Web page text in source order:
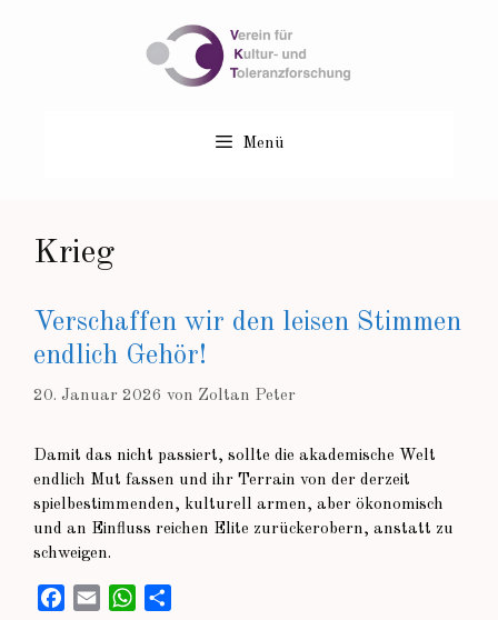
Menü
Krieg
Verschaffen wir den leisen Stimmen
endlich Gehör!
20. Januar 2026 von Zoltan Peter
Damit das nicht passiert, sollte die akademische Welt
endlich Mut fassen und ihr Terrain von der derzeit
spielbestimmenden, kulturell armen, aber ökonomisch
und an Einfluss reichen Elite zurückerobern, anstatt zu
schweigen.
W